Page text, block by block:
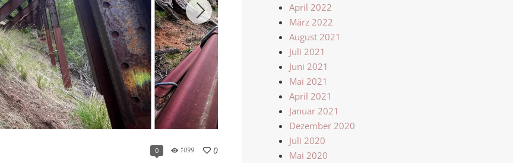
0 1099 0
April 2022
März 2022
August 2021
Juli 2021
Juni 2021
Mai 2021
April 2021
Januar 2021
Dezember 2020
Juli 2020
Mai 2020